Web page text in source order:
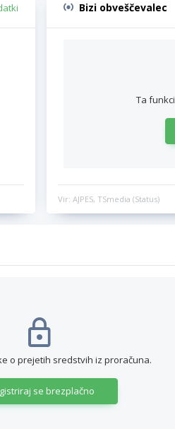
Bizi obveščevalec
Ta
Vir: AJPES, TSmedia (Status)
o prejetih sredstvih iz proračuna.
se brezplačno